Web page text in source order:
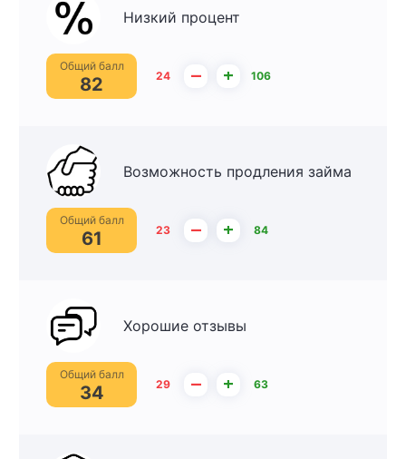
Низкий процент
Общий балл
82 24 – + 106
Возможность продления займа
Общий балл
61 23 – + 84
Хорошие отзывы
Общий балл
34 29 – + 63